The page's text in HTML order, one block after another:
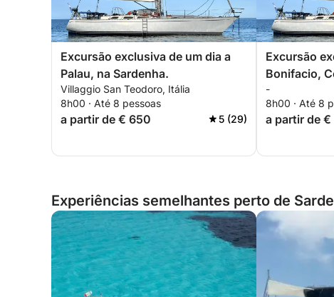
Excursão exclusiva de um dia a
Palau, na Sardenha.
Villaggio San Teodoro, Itália
8h00 · Até 8 pessoas
a partir de € 650 5 (29)
Excursão
Bonifacio,
-
8h00 · Até 8
a partir de
Experiências semelhantes perto de